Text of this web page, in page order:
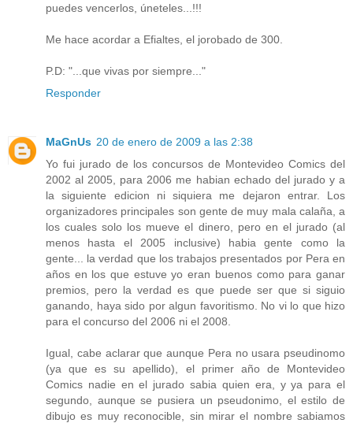
puedes vencerlos, úneteles...!!!
Me hace acordar a Efialtes, el jorobado de 300.
P.D: "...que vivas por siempre..."
Responder
MaGnUs 20 de enero de 2009 a las 2:38
Yo fui jurado de los concursos de Montevideo Comics del
2002 al 2005, para 2006 me habian echado del jurado y a
la siguiente edicion ni siquiera me dejaron entrar. Los
organizadores principales son gente de muy mala calaña, a
los cuales solo los mueve el dinero, pero en el jurado (al
menos hasta el 2005 inclusive) habia gente como la
gente... la verdad que los trabajos presentados por Pera en
años en los que estuve yo eran buenos como para ganar
premios, pero la verdad es que puede ser que si siguio
ganando, haya sido por algun favoritismo. No vi lo que hizo
para el concurso del 2006 ni el 2008.
Igual, cabe aclarar que aunque Pera no usara pseudinomo
(ya que es su apellido), el primer año de Montevideo
Comics nadie en el jurado sabia quien era, y ya para el
segundo, aunque se pusiera un pseudonimo, el estilo de
dibujo es muy reconocible, sin mirar el nombre sabiamos